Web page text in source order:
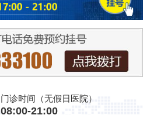
门诊时间（无假日医院）
08:00-21:00